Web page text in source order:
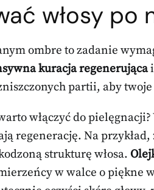
włosy po
ombre to zadanie
kuracja regenerującai
partii, aby
włączyć do
regenerację. Na przykład,
strukturę włosa.
w walce o piękne